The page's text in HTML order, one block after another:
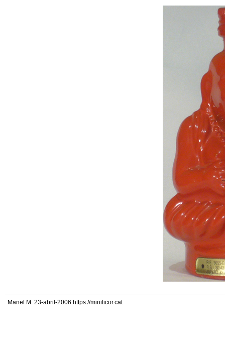
Manel M. 23-abril-2006 https://minilicor.cat